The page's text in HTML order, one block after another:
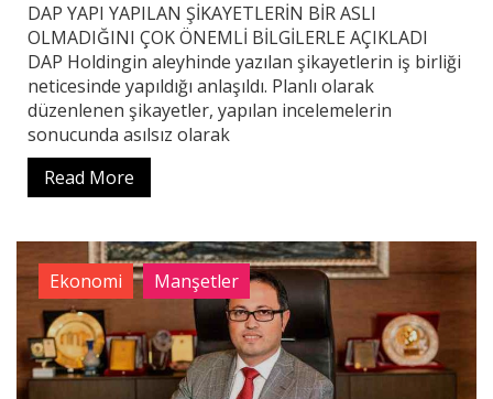
DAP YAPI YAPILAN ŞİKAYETLERİN BİR ASLI
OLMADIĞINI ÇOK ÖNEMLİ BİLGİLERLE AÇIKLADI
DAP Holdingin aleyhinde yazılan şikayetlerin iş birliği
neticesinde yapıldığı anlaşıldı. Planlı olarak
düzenlenen şikayetler, yapılan incelemelerin
sonucunda asılsız olarak
Read More
Ekonomi Manşetler